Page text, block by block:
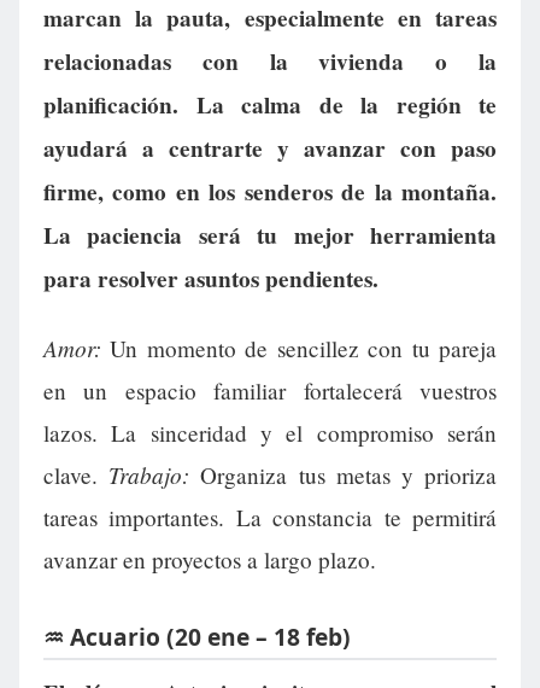
marcan la pauta, especialmente en tareas
relacionadas con la vivienda o la
planificación. La calma de la región te
ayudará a centrarte y avanzar con paso
firme, como en los senderos de la montaña.
La paciencia será tu mejor herramienta
para resolver asuntos pendientes.
Amor: Un momento de sencillez con tu pareja
en un espacio familiar fortalecerá vuestros
lazos. La sinceridad y el compromiso serán
clave. Trabajo: Organiza tus metas y prioriza
tareas importantes. La constancia te permitirá
avanzar en proyectos a largo plazo.
♒ Acuario (20 ene – 18 feb)